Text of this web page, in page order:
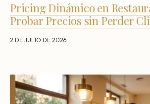
Pricing Dinámico en
Probar Precios sin Perder
2 DE JULIO DE 2026